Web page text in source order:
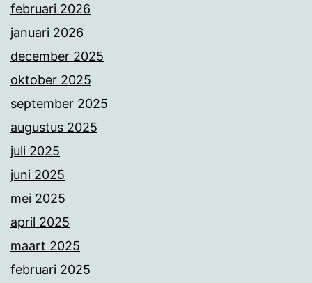
februari 2026
januari 2026
december 2025
oktober 2025
september 2025
augustus 2025
juli 2025
juni 2025
mei 2025
april 2025
maart 2025
februari 2025